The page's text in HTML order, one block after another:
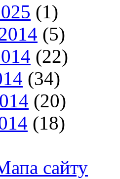
(1)
(5)
(22)
(34)
(20)
(18)
сайту